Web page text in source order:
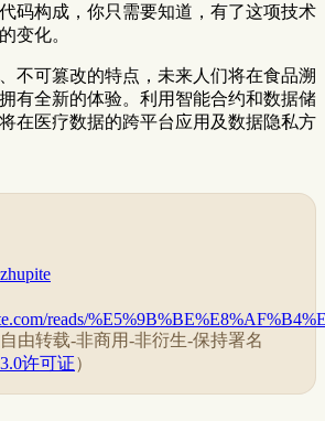
码构成，你只需要知道，有了这项技术
变化。
不可篡改的特点，未来人们将在食品溯
有全新的体验。利用智能合约和数据储
在医疗数据的跨平台应用及数据隐私方
zhupite
reads/
由转载-非商用-非衍生-保持署名
许可证）